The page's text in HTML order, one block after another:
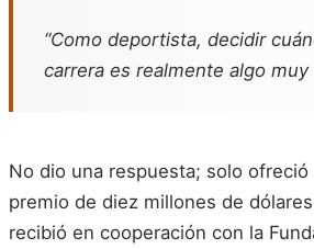
“Como deportista, decidir
carrera es realmente algo muy
No dio una respuesta; solo ofreció
premio de diez millones de
recibió en cooperación con la